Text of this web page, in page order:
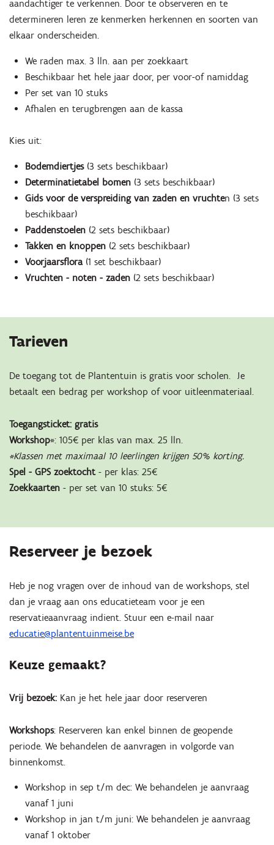
aandachtiger te verkennen. Door te observeren en te
determineren leren ze kenmerken herkennen en soorten van
elkaar onderscheiden.
We raden max. 3 lln. aan per zoekkaart
Beschikbaar het hele jaar door, per voor-of namiddag
Per set van 10 stuks
Afhalen en terugbrengen aan de kassa
Kies uit:
Bodemdiertjes(3 sets beschikbaar)
Determinatietabel bomen (3 sets beschikbaar)
Gids voor de verspreiding van zaden en vruchten (3 sets
beschikbaar)
Paddenstoelen (2 sets beschikbaar)
Takken en knoppen (2 sets beschikbaar)
Voorjaarsflora (1 set beschikbaar)
Vruchten - noten - zaden (2 sets beschikbaar)
Tarieven
De toegang tot de Plantentuin is gratis voor scholen. Je
betaalt een bedrag per workshop of voor uitleenmateriaal.
Toegangsticket: gratis
Workshop*: 105€ per klas van max. 25 lln.
*Klassen met maximaal 10 leerlingen krijgen 50% korting.
Spel - GPS zoektocht- per klas: 25€
Zoekkaarten - per set van 10 stuks: 5€
Reserveer je bezoek
Heb je nog vragen over de inhoud van de workshops, stel
dan je vraag aan ons educatieteam voor je een
reservatieaanvraag indient. Stuur een e-mail naar
educatie@plantentuinmeise.be
Keuze gemaakt?
Vrij bezoek: Kan je het hele jaar door reserveren
Workshops: Reserveren kan enkel binnen de geopende
periode. We behandelen de aanvragen in volgorde van
binnenkomst.
Workshop in sep t/m dec: We behandelen je aanvraag
vanaf 1 juni
Workshop in jan t/m juni: We behandelen je aanvraag
vanaf 1 oktober